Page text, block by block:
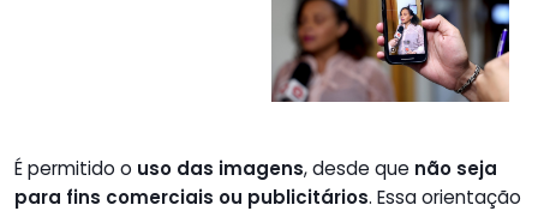
É permitido o uso das imagens, desde que não seja
para fins comerciais ou publicitários. Essa orientação